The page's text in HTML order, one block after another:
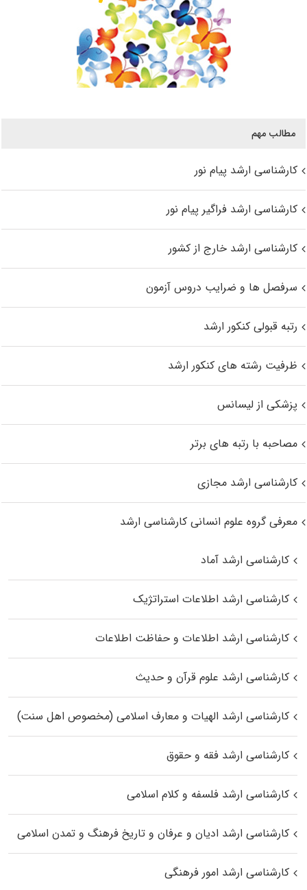
مطالب مهم
کارشناسی ارشد پیام نور
کارشناسی ارشد فراگیر پیام نور
کارشناسی ارشد خارج از کشور
سرفصل ها و ضرایب دروس آزمون
رتبه قبولی کنکور ارشد
ظرفیت رشته های کنکور ارشد
پزشکی از لیسانس
مصاحبه با رتبه های برتر
کارشناسی ارشد مجازی
معرفی گروه علوم انسانی کارشناسی ارشد
کارشناسی ارشد آماد
کارشناسی ارشد اطلاعات استراتژیک
کارشناسی ارشد اطلاعات و حفاظت اطلاعات
کارشناسی ارشد علوم قرآن و حدیث
کارشناسی ارشد الهیات و معارف اسلامی (مخصوص اهل سنت)
کارشناسی ارشد فقه و حقوق
کارشناسی ارشد فلسفه و کلام اسلامی
کارشناسی ارشد ادیان و عرفان و تاریخ فرهنگ و تمدن اسلامی
کارشناسی ارشد امور فرهنگی